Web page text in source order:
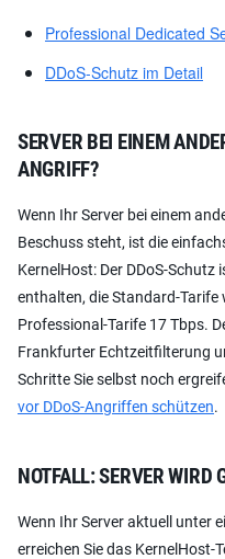
Professional Dedicated
DDoS-Schutz im Detail
SERVER BEI EINEM
ANGRIFF?
Wenn Ihr Server bei einem
Beschuss steht, ist die
KernelHost: Der DDoS-
enthalten, die Standard-Tarife
Professional-Tarife 17 Tbps.
Frankfurter Echtzeitfilterung
Schritte Sie selbst noch
vor DDoS-Angriffen schützen.
NOTFALL: SERVER WIRD
Wenn Ihr Server aktuell unter
erreichen Sie das KernelHost-